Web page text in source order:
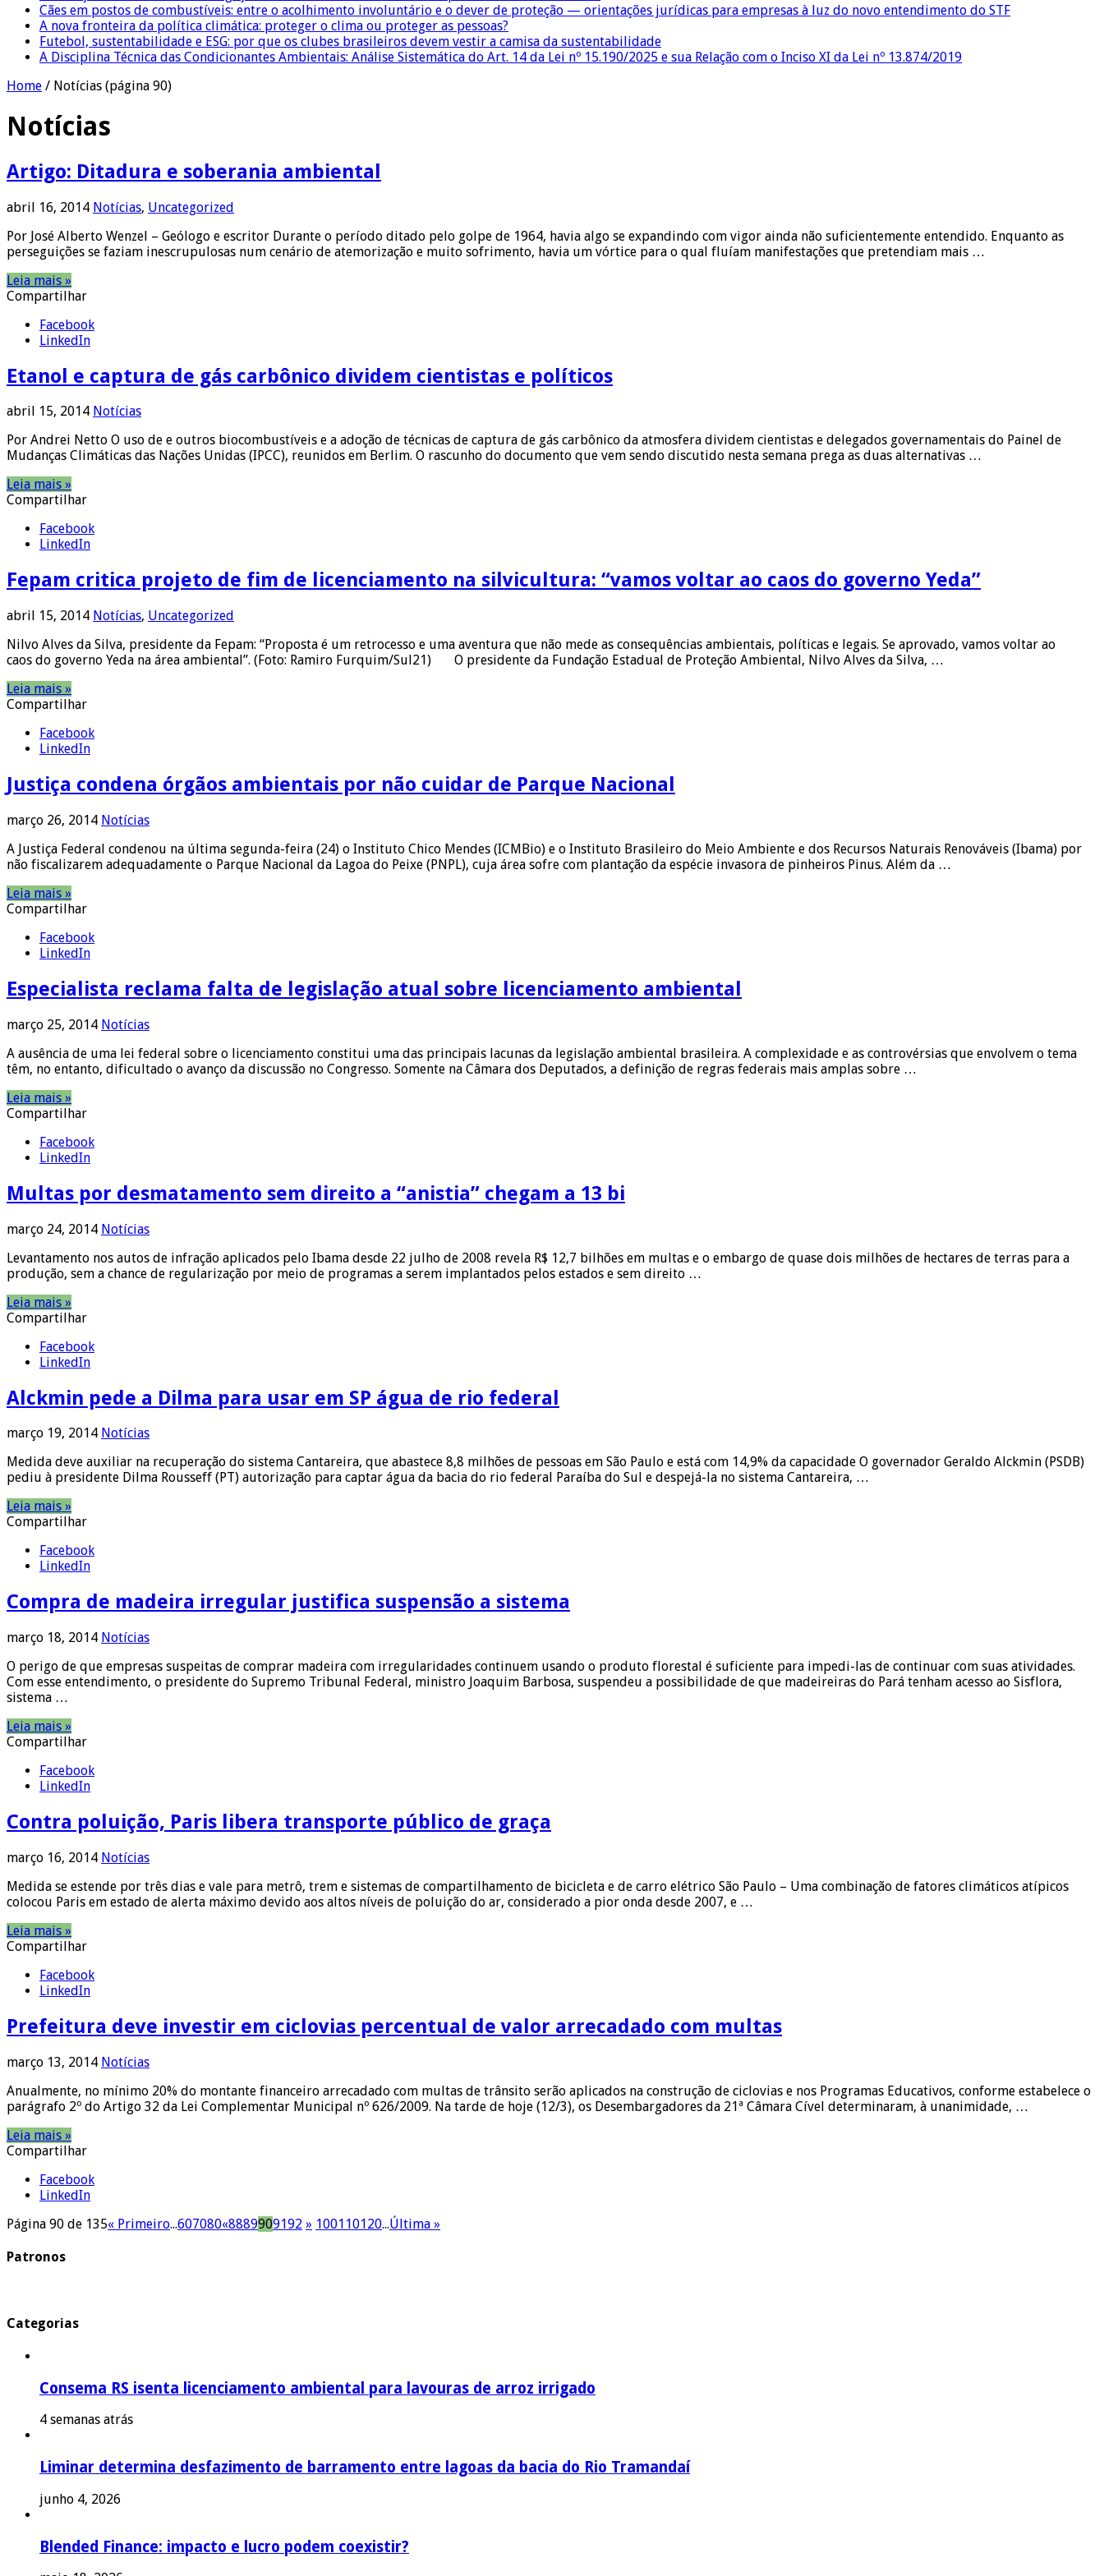
Cães em postos de combustíveis: entre o acolhimento involuntário e o dever de proteção — orientações jurídicas para empresas à luz do novo entendimento do STF
A nova fronteira da política climática: proteger o clima ou proteger as pessoas?
Futebol, sustentabilidade e ESG: por que os clubes brasileiros devem vestir a camisa da sustentabilidade
A Disciplina Técnica das Condicionantes Ambientais: Análise Sistemática do Art. 14 da Lei nº 15.190/2025 e sua Relação com o Inciso XI da Lei nº 13.874/2019
Home / Notícias (página 90)
Notícias
Artigo: Ditadura e soberania ambiental
abril 16, 2014 Notícias, Uncategorized
Por José Alberto Wenzel – Geólogo e escritor Durante o período ditado pelo golpe de 1964, havia algo se expandindo com vigor ainda não suficientemente entendido. Enquanto as
perseguições se faziam inescrupulosas num cenário de atemorização e muito sofrimento, havia um vórtice para o qual fluíam manifestações que pretendiam mais …
Leia mais »
Compartilhar
Facebook
LinkedIn
Etanol e captura de gás carbônico dividem cientistas e políticos
abril 15, 2014 Notícias
Por Andrei Netto O uso de e outros biocombustíveis e a adoção de técnicas de captura de gás carbônico da atmosfera dividem cientistas e delegados governamentais do Painel de
Mudanças Climáticas das Nações Unidas (IPCC), reunidos em Berlim. O rascunho do documento que vem sendo discutido nesta semana prega as duas alternativas …
Leia mais »
Compartilhar
Facebook
LinkedIn
Fepam critica projeto de fim de licenciamento na silvicultura: “vamos voltar ao caos do governo Yeda”
abril 15, 2014 Notícias, Uncategorized
Nilvo Alves da Silva, presidente da Fepam: “Proposta é um retrocesso e uma aventura que não mede as consequências ambientais, políticas e legais. Se aprovado, vamos voltar ao
caos do governo Yeda na área ambiental”. (Foto: Ramiro Furquim/Sul21) O presidente da Fundação Estadual de Proteção Ambiental, Nilvo Alves da Silva, …
Leia mais »
Compartilhar
Facebook
LinkedIn
Justiça condena órgãos ambientais por não cuidar de Parque Nacional
março 26, 2014 Notícias
A Justiça Federal condenou na última segunda-feira (24) o Instituto Chico Mendes (ICMBio) e o Instituto Brasileiro do Meio Ambiente e dos Recursos Naturais Renováveis (Ibama) por
não fiscalizarem adequadamente o Parque Nacional da Lagoa do Peixe (PNPL), cuja área sofre com plantação da espécie invasora de pinheiros Pinus. Além da …
Leia mais »
Compartilhar
Facebook
LinkedIn
Especialista reclama falta de legislação atual sobre licenciamento ambiental
março 25, 2014 Notícias
A ausência de uma lei federal sobre o licenciamento constitui uma das principais lacunas da legislação ambiental brasileira. A complexidade e as controvérsias que envolvem o tema
têm, no entanto, dificultado o avanço da discussão no Congresso. Somente na Câmara dos Deputados, a definição de regras federais mais amplas sobre …
Leia mais »
Compartilhar
Facebook
LinkedIn
Multas por desmatamento sem direito a “anistia” chegam a 13 bi
março 24, 2014 Notícias
Levantamento nos autos de infração aplicados pelo Ibama desde 22 julho de 2008 revela R$ 12,7 bilhões em multas e o embargo de quase dois milhões de hectares de terras para a
produção, sem a chance de regularização por meio de programas a serem implantados pelos estados e sem direito …
Leia mais »
Compartilhar
Facebook
LinkedIn
Alckmin pede a Dilma para usar em SP água de rio federal
março 19, 2014 Notícias
Medida deve auxiliar na recuperação do sistema Cantareira, que abastece 8,8 milhões de pessoas em São Paulo e está com 14,9% da capacidade O governador Geraldo Alckmin (PSDB)
pediu à presidente Dilma Rousseff (PT) autorização para captar água da bacia do rio federal Paraíba do Sul e despejá-la no sistema Cantareira, …
Leia mais »
Compartilhar
Facebook
LinkedIn
Compra de madeira irregular justifica suspensão a sistema
março 18, 2014 Notícias
O perigo de que empresas suspeitas de comprar madeira com irregularidades continuem usando o produto florestal é suficiente para impedi-las de continuar com suas atividades.
Com esse entendimento, o presidente do Supremo Tribunal Federal, ministro Joaquim Barbosa, suspendeu a possibilidade de que madeireiras do Pará tenham acesso ao Sisflora,
sistema …
Leia mais »
Compartilhar
Facebook
LinkedIn
Contra poluição, Paris libera transporte público de graça
março 16, 2014 Notícias
Medida se estende por três dias e vale para metrô, trem e sistemas de compartilhamento de bicicleta e de carro elétrico São Paulo – Uma combinação de fatores climáticos atípicos
colocou Paris em estado de alerta máximo devido aos altos níveis de poluição do ar, considerado a pior onda desde 2007, e …
Leia mais »
Compartilhar
Facebook
LinkedIn
Prefeitura deve investir em ciclovias percentual de valor arrecadado com multas
março 13, 2014 Notícias
Anualmente, no mínimo 20% do montante financeiro arrecadado com multas de trânsito serão aplicados na construção de ciclovias e nos Programas Educativos, conforme estabelece o
parágrafo 2º do Artigo 32 da Lei Complementar Municipal nº 626/2009. Na tarde de hoje (12/3), os Desembargadores da 21ª Câmara Cível determinaram, à unanimidade, …
Leia mais »
Compartilhar
Facebook
LinkedIn
Página 90 de 135« Primeiro...607080«8889909192 » 100110120...Última »
Patronos
Categorias
Consema RS isenta licenciamento ambiental para lavouras de arroz irrigado
4 semanas atrás
Liminar determina desfazimento de barramento entre lagoas da bacia do Rio Tramandaí
junho 4, 2026
Blended Finance: impacto e lucro podem coexistir?